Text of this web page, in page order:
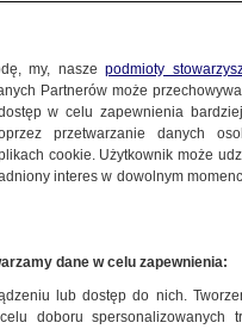
się sąd
my, naszepodmioty
Partnerów może
w celu zapewnienia
przetwarzanie danych
cookie. Użytkownik może
interes w dowolnym
dane w celu zapewnienia:
lub dostęp do nich.
doboru spersonalizowanych